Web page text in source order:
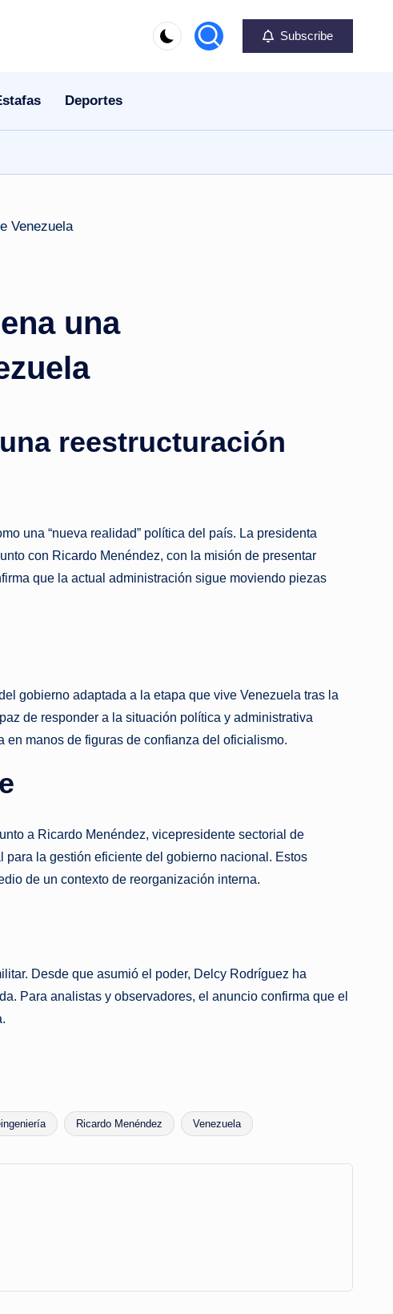
Subscribe
Deportes
una
reestructuración
una “nueva realidad” política del país. La presidenta
con Ricardo Menéndez, con la misión de presentar
que la actual administración sigue moviendo piezas
gobierno adaptada a la etapa que vive Venezuela tras la
de responder a la situación política y administrativa
manos de figuras de confianza del oficialismo.
a Ricardo Menéndez, vicepresidente sectorial de
la gestión eficiente del gobierno nacional. Estos
de un contexto de reorganización interna.
Desde que asumió el poder, Delcy Rodríguez ha
Para analistas y observadores, el anuncio confirma que el
Ricardo Menéndez Venezuela